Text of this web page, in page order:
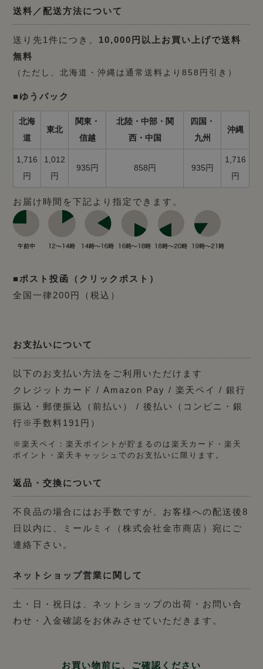
送料／配送方法について
送り先1件につき、 10,000円以上お買い上げで送料
無料
（ただし、北海道・沖縄は通常送料より858円引き）
■ゆうパック
北海
道
東北
関東・
信越
北陸・中部・関
西・中国
四国・
九州
沖縄
1,716
円
1,012
円
935円 858円 935円
1,716
円
お届け時間を下記より指定できます。
■ポスト投函（クリックポスト）
全国一律200円（税込）
お支払いについて
以下のお支払い方法をご利用いただけます
クレジットカード / Amazon Pay / 楽天ペイ / 銀行
振込・郵便振込（前払い） / 後払い（コンビニ・銀
行※手数料191円）
※楽天ペイ：楽天ポイントが貯まるのは楽天カード・楽天
ポイント・楽天キャッシュでのお支払いに限ります。
返品・交換について
不良品の場合にはお手数ですが、お客様への配送後8
日以内に、ミールミィ（株式会社金市商店）宛にご
連絡下さい。
ネットショップ営業に関して
土・日・祝日は、ネットショップの出荷・お問い合
わせ・入金確認をお休みさせていただきます。
お買い物前に、ご確認ください